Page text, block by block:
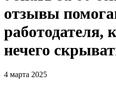
отзывы
работодателя,
нечего
4 марта 2025